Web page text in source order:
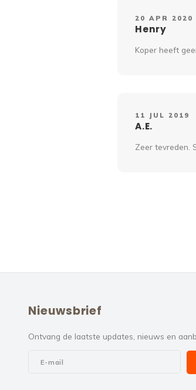
20 APR 2020
Henry
Koper heeft
11 JUL 2019
A.E.
Zeer tevreden.
Nieuwsbrief
Ontvang de laatste updates, nieuws en